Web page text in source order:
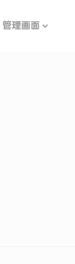
管理画面